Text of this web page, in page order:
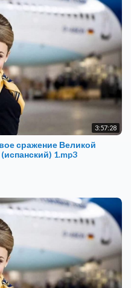
3:57:28
сражение Великой
1.mp3